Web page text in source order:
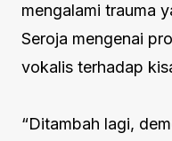
mengalami trauma
Seroja mengenai
vokalis terhadap
“Ditambah lagi,